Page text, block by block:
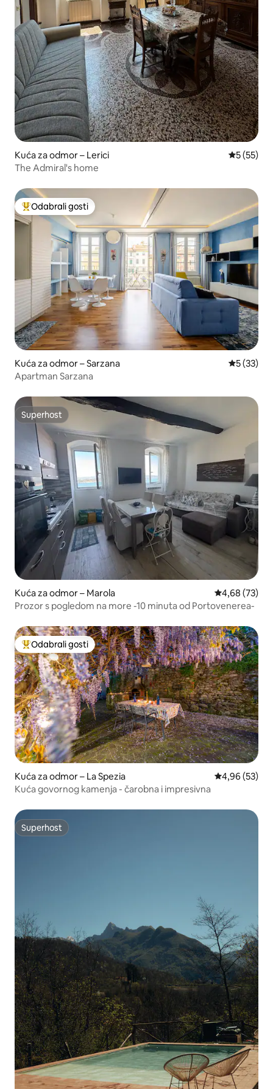
Kuća za odmor – Lerici Prosječna
5 (55)
The Admiral's home
Među najviše rangiranima s oznakom „Odabrali gosti”
Odabrali gosti
Kuća za odmor – Sarzana Prosječna
5 (33)
Apartman Sarzana
Superhost
Superhost
Kuća za odmor – Marola Prosječna
4,68 (73)
Prozor s pogledom na more -10 minuta od Portovenerea-
Među najviše rangiranima s oznakom „Odabrali gosti”
Odabrali gosti
Kuća za odmor – La Spezia Prosječna
4,96 (53)
Kuća govornog kamenja - čarobna i impresivna
Superhost
Superhost